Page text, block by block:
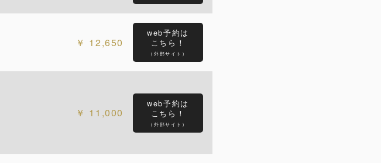
12,650
web予約は
こちら！
（外部サイト）
11,000
web予約は
こちら！
（外部サイト）